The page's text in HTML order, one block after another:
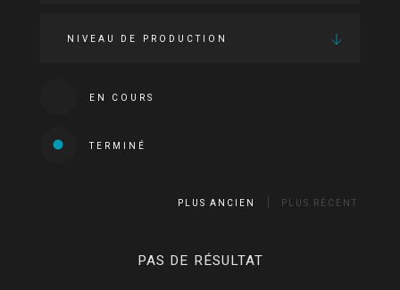
NIVEAU DE PRODUCTION
EN COURS
TERMINÉ
PLUS ANCIEN PLUS RÉCENT
PAS DE RÉSULTAT